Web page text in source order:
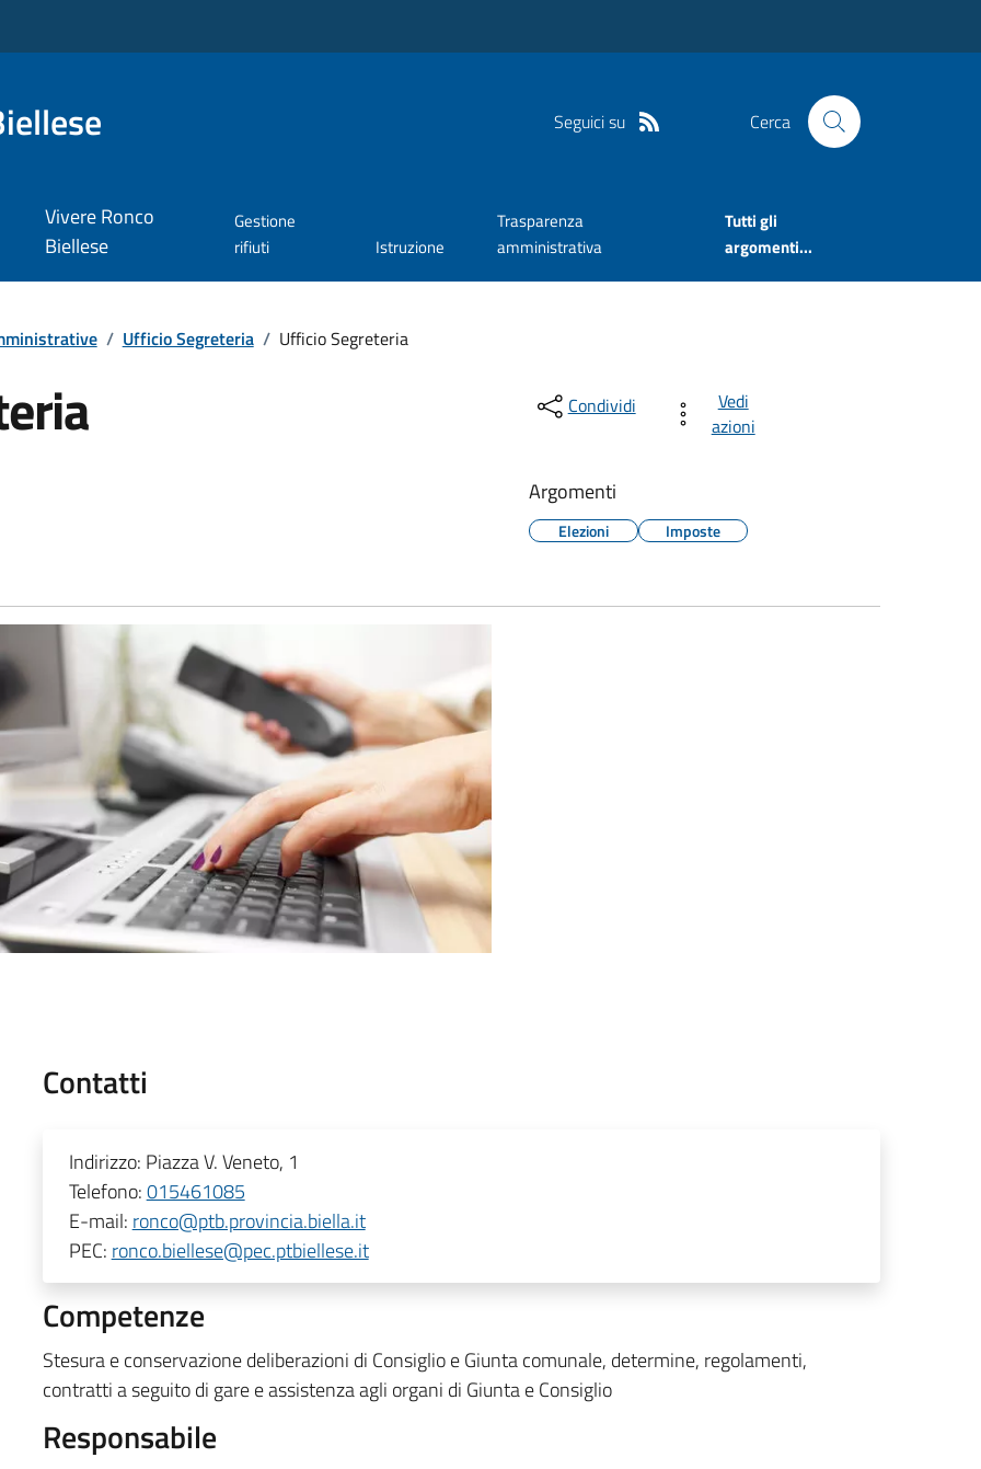
Seguici su Cerca
Vivere Ronco
Biellese
Gestione
rifiuti
Istruzione
Trasparenza
amministrativa
Tutti gli
argomenti...
/ Ufficio Segreteria / Ufficio Segreteria
Condividi
Vedi
azioni
Argomenti
Elezioni Imposte
Contatti
Indirizzo: Piazza V. Veneto, 1
Telefono:015461085
E-mail: ronco@ptb.provincia.biella.it
PEC: ronco.biellese@pec.ptbiellese.it
Competenze
Stesura e conservazione deliberazioni di Consiglio e Giunta comunale, determine, regolamenti,
contratti a seguito di gare e assistenza agli organi di Giunta e Consiglio
Responsabile